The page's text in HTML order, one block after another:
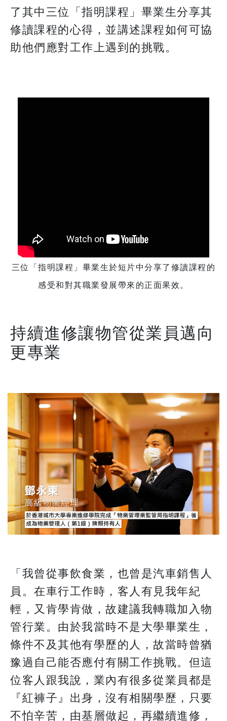
了其中三位「指明課程」畢業生分享其
修讀課程的心得，並講述課程如何可協
助他們應對工作上遇到的挑戰。
三位「指明課程」畢業生於短片中分享了修讀課程的
感受和對其職業發展帶來的正面果效。
持續進修讓物管從業員邁向
更專業
「我曾從事飲食業，也曾是汽車銷售人
員。在車行工作時，客人有見我年紀
輕，又肯學肯做，故建議我轉職加入物
管行業。由於我當時不是大學畢業生，
條件不及其他有學歷的人，故當時曾猶
豫過自己能否應付有關工作挑戰。但這
位客人跟我說，業內有很多從業員都是
『紅褲子』出身，沒有相關學歷，只要
不怕辛苦，由基層做起，再繼續進修，